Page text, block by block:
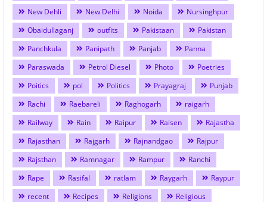
New Dehli
New Delhi Noida
Nursinghpur
Obaidullaganj
outfits Pakistaan
Pakistan
Panchkula
Panipath Panjab
Panna
Paraswada
Petrol Diesel Photo
Poetries
Poitics
pol Politics Prayagraj
Punjab
Rachi
Raebareli Raghogarh
raigarh
Railway
Rain Raipur Raisen
Rajastha
Rajasthan
Rajgarh Rajnandgao
Rajpur
Rajsthan
Ramnagar Rampur
Ranchi
Rape
Rasifal ratlam Raygarh
Raypur
recent
Recipes Religions
Religious